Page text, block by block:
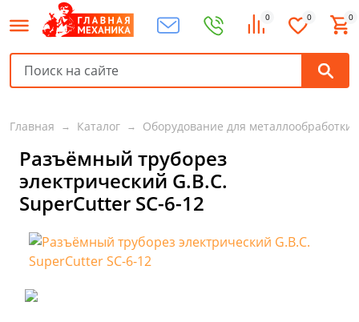
0 0 0
Главная Каталог Оборудование для металлообработки
Разъёмный труборез
электрический G.B.C.
SuperCutter SC-6-12